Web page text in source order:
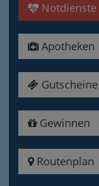
Notdienste
Apotheken
Gutscheine
Gewinnen
Routenplan